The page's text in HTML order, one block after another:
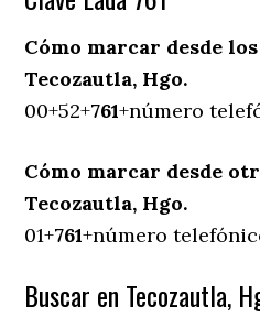
Cómo marcar desde
Tecozautla, Hgo.
00+52+761+número
Cómo marcar desde
Tecozautla, Hgo.
01+761+número
Buscar en Tecozautla,